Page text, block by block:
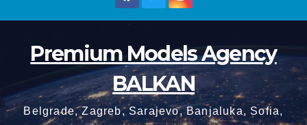
Premium Models Agency
BALKAN
Belgrade, Zagreb, Sarajevo, Banjaluka, Sofia,